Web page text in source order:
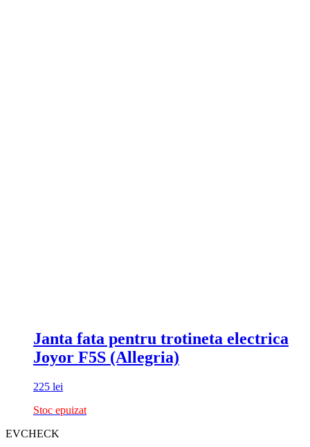
Janta fata pentru trotineta electrica
Joyor F5S (Allegria)
225 lei
Stoc epuizat
EVCHECK